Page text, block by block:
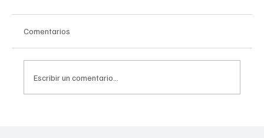
Comentarios
Escribir un comentario...